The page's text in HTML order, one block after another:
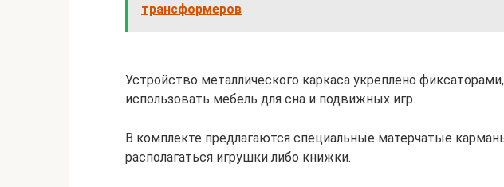
трансформеров
Устройство металлического каркаса укреплено
использовать мебель для сна и подвижных игр.
В комплекте предлагаются специальные матерчатые
располагаться игрушки либо книжки.